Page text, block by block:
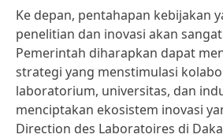
Ke depan, pentahapan kebijakan
penelitian dan inovasi akan
Pemerintah diharapkan dapat
strategi yang menstimulasi
laboratorium, universitas, dan
menciptakan ekosistem inovasi
Direction des Laboratoires di